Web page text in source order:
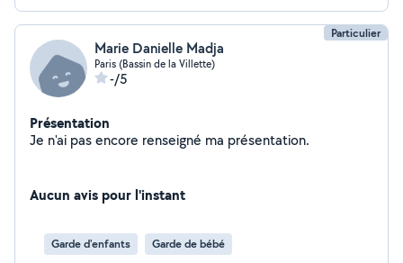
Particulier
Marie Danielle Madja
Paris (Bassin de la Villette)
-/5
Présentation
Je n'ai pas encore renseigné ma présentation.
Aucun avis pour l'instant
Garde d'enfants Garde de bébé